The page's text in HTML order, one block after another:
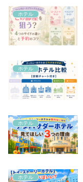
ホテル
ホテル
ホテル
ホテル